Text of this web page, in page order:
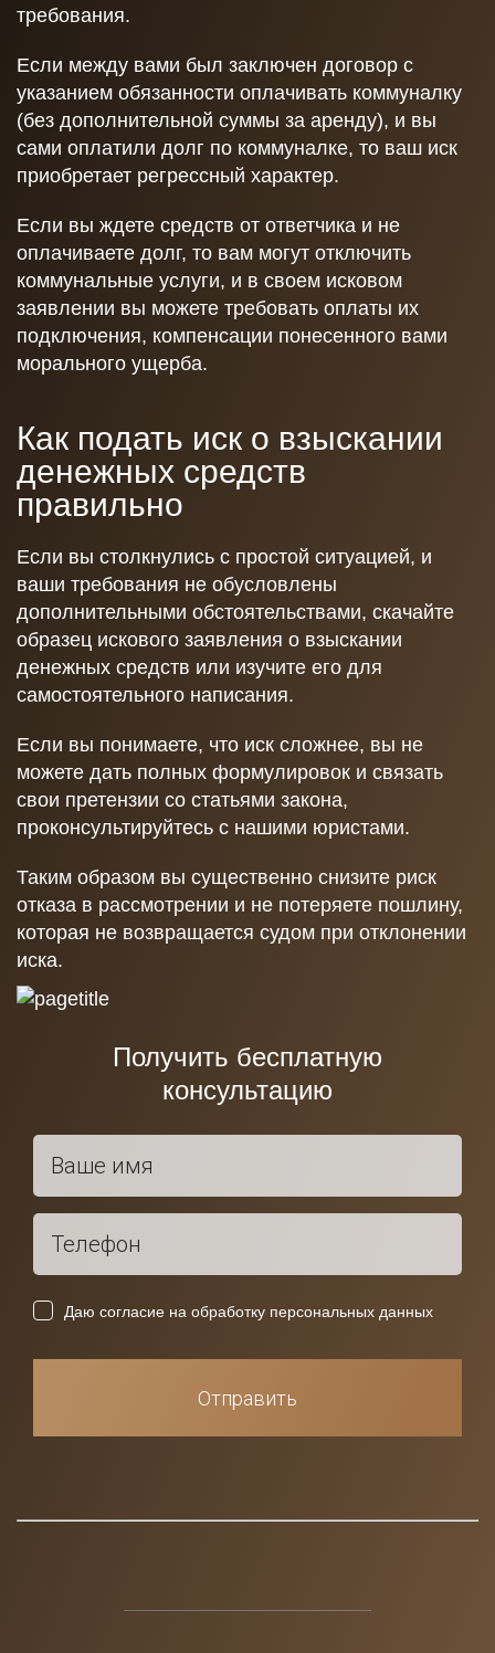
требования.
Если между вами был заключен договор с
указанием обязанности оплачивать коммуналку
(без дополнительной суммы за аренду), и вы
сами оплатили долг по коммуналке, то ваш иск
приобретает регрессный характер.
Если вы ждете средств от ответчика и не
оплачиваете долг, то вам могут отключить
коммунальные услуги, и в своем исковом
заявлении вы можете требовать оплаты их
подключения, компенсации понесенного вами
морального ущерба.
Как подать иск о взыскании
денежных средств
правильно
Если вы столкнулись с простой ситуацией, и
ваши требования не обусловлены
дополнительными обстоятельствами, скачайте
образец искового заявления о взыскании
денежных средств или изучите его для
самостоятельного написания.
Если вы понимаете, что иск сложнее, вы не
можете дать полных формулировок и связать
свои претензии со статьями закона,
проконсультируйтесь с нашими юристами.
Таким образом вы существенно снизите риск
отказа в рассмотрении и не потеряете пошлину,
которая не возвращается судом при отклонении
иска.
Получить бесплатную
консультацию
Даю согласие на обработку персональных данных
Отправить